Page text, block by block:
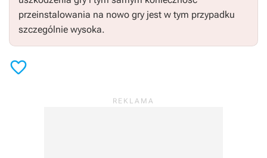
przeinstalowania na nowo gry jest w tym przypadku
szczególnie wysoka.
